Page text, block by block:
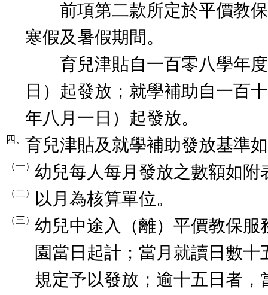
前項第二款所定於平價教保
寒假及暑假期間。
育兒津貼自一百零八學年度
日）起發放；就學補助自一百
年八月一日）起發放。
四、 育兒津貼及就學補助發放基準
（一） 幼兒每人每月發放之數額如附
（二） 以月為核算單位。
（三） 幼兒中途入（離）平價教保服
園當日起計；當月就讀日數
規定予以發放；逾十五日者，